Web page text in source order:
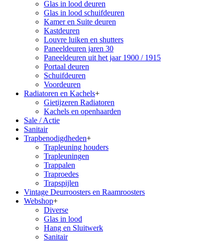
Glas in lood deuren
Glas in lood schuifdeuren
Kamer en Suite deuren
Kastdeuren
Louvre luiken en shutters
Paneeldeuren jaren 30
Paneeldeuren uit het jaar 1900 / 1915
Portaal deuren
Schuifdeuren
Voordeuren
Radiatoren en Kachels+
Gietijzeren Radiatoren
Kachels en openhaarden
Sale / Actie
Sanitair
Trapbenodigdheden+
Trapleuning houders
Trapleuningen
Trappalen
Traproedes
Trapspijlen
Vintage Deurroosters en Raamroosters
Webshop+
Diverse
Glas in lood
Hang en Sluitwerk
Sanitair